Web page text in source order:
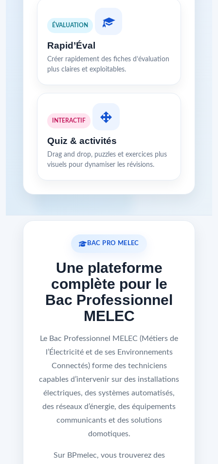
ÉVALUATION
Rapid’Éval
Créer rapidement des fiches d’évaluation
plus claires et exploitables.
INTERACTIF
Quiz & activités
Drag and drop, puzzles et exercices plus
visuels pour dynamiser les révisions.
BAC PRO MELEC
Une plateforme
complète pour le
Bac Professionnel
MELEC
Le Bac Professionnel MELEC (Métiers de
l’Électricité et de ses Environnements
Connectés) forme des techniciens
capables d’intervenir sur des installations
électriques, des systèmes automatisés,
des réseaux d’énergie, des équipements
communicants et des solutions
domotiques.
Sur BPmelec, vous trouverez des